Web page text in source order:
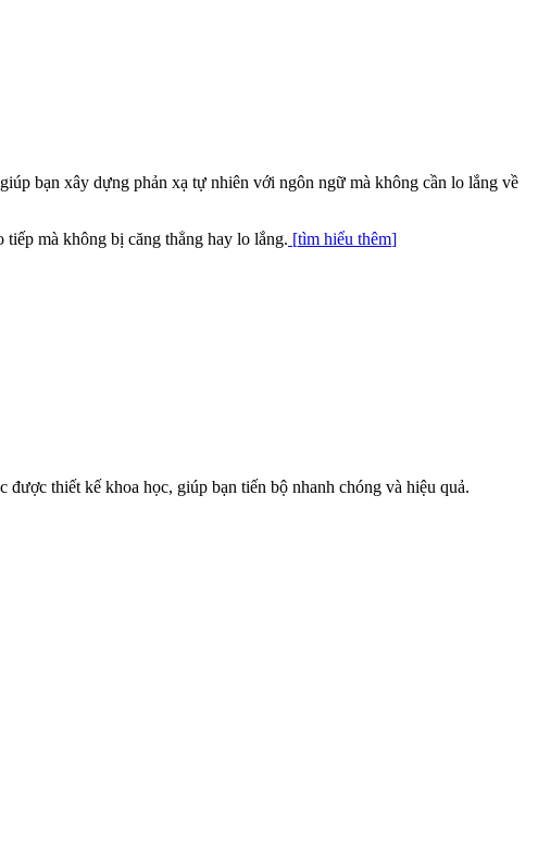
bạn xây dựng phản xạ tự nhiên với ngôn ngữ mà không cần lo lắng về
mà không bị căng thẳng hay lo lắng. [tìm hiểu thêm]
thiết kế khoa học, giúp bạn tiến bộ nhanh chóng và hiệu quả.